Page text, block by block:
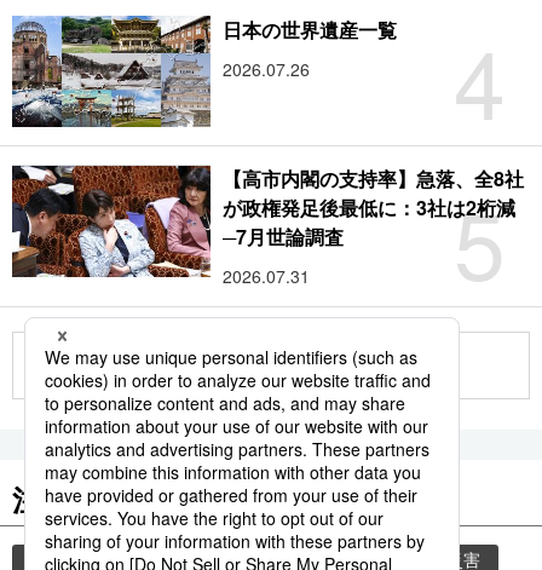
4
日本の世界遺産一覧
2026.07.26
5
【高市内閣の支持率】急落、全8社
が政権発足後最低に：3社は2桁減
─7月世論調査
2026.07.31
もっと見る
注目のキーワード
共同通信ニュース 気象・災害 気象庁 災害